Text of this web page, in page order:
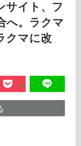
サイト、フ
へ。ラクマ
クマに改